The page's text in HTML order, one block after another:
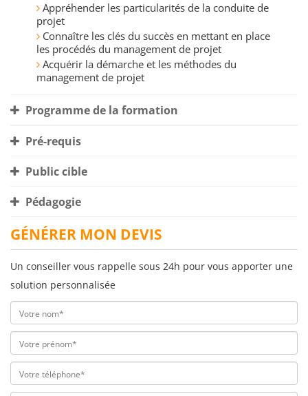
Appréhender les particularités de la conduite de
projet
Connaître les clés du succès en mettant en place
les procédés du management de projet
Acquérir la démarche et les méthodes du
management de projet
Programme de la formation
Pré-requis
Public cible
Pédagogie
GÉNÉRER MON DEVIS
Un conseiller vous rappelle sous 24h pour vous apporter une
solution personnalisée